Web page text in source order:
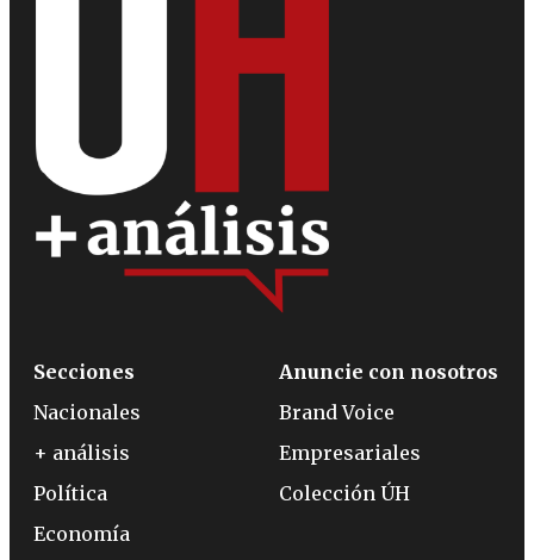
Secciones
Nacionales
+ análisis
Política
Economía
Anuncie con nosotros
Brand Voice
Empresariales
Colección ÚH